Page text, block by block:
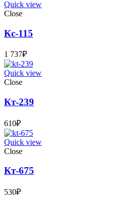
Quick view
Close
Кс-115
1 737₽
Quick view
Close
Кт-239
610₽
Quick view
Close
Кт-675
530₽